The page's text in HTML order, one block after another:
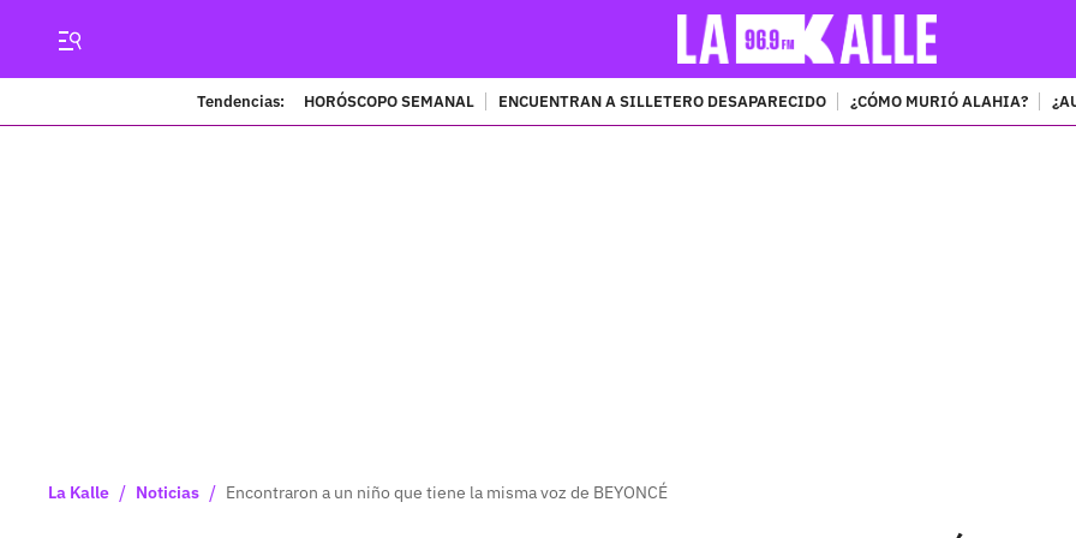
Tendencias: HORÓSCOPO SEMANAL ENCUENTRAN A SILLETERO DESAPARECIDO ¿CÓMO MURIÓ ALAHIA?
La Kalle / Noticias / Encontraron a un niño que tiene la misma voz de BEYONCÉ